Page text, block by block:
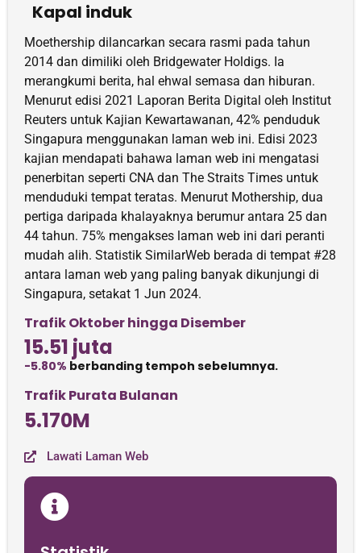
Kapal induk
Moethership dilancarkan secara rasmi pada tahun
2014 dan dimiliki oleh Bridgewater Holdigs. Ia
merangkumi berita, hal ehwal semasa dan hiburan.
Menurut edisi 2021 Laporan Berita Digital oleh Institut
Reuters untuk Kajian Kewartawanan, 42% penduduk
Singapura menggunakan laman web ini. Edisi 2023
kajian mendapati bahawa laman web ini mengatasi
penerbitan seperti CNA dan The Straits Times untuk
menduduki tempat teratas. Menurut Mothership, dua
pertiga daripada khalayaknya berumur antara 25 dan
44 tahun. 75% mengakses laman web ini dari peranti
mudah alih. Statistik SimilarWeb berada di tempat #28
antara laman web yang paling banyak dikunjungi di
Singapura, setakat 1 Jun 2024.
Trafik Oktober hingga Disember
15.51 juta
-5.80% berbanding tempoh sebelumnya.
Trafik Purata Bulanan
5.170M
Lawati Laman Web